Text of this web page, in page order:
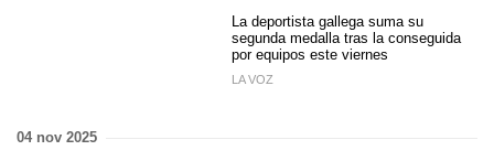
La deportista gallega suma su
segunda medalla tras la conseguida
por equipos este viernes
LA VOZ
04 nov 2025